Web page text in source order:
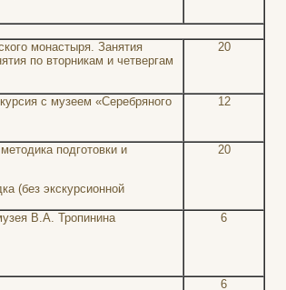
монастыря. Занятия
по вторникам и четвергам
20
с музеем «Серебряного
12
подготовки и
(без экскурсионной
20
В.А. Тропинина 6
6